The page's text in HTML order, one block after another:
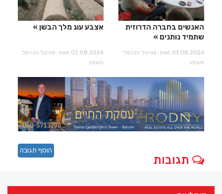
האנשים בחברה הדרוזית
שתמיד נותנים
03.08.2026 מאת: פורטל הכרמל
והצפון
אצבע עוג מלך הבשן
02.08.2026 מאת: פורטל הכרמל
והצפון
תגובות
הוסף תגובה